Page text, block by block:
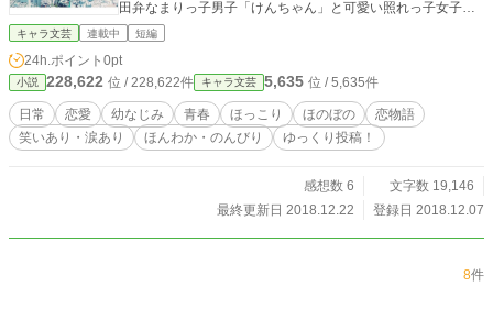
田弁なまりっ子男子「けんちゃん」と可愛い照れっ子女子
「ユキ」の心あったまるほのぼの幼なじみ恋物語。 ここで一
キャラ文芸 連載中 短編
24h.ポイント 0pt
小説 228,622 位 / 228,622件 キャラ文芸 5,635 位 / 5,635件
日常 恋愛 幼なじみ 青春 ほっこり ほのぼの
恋物語
笑いあり・涙あり
ほんわか・のんびり ゆっくり投稿！
感想数 6
文字数 19,146
最終更新日 2018.12.22
登録日 2018.12.07
8件